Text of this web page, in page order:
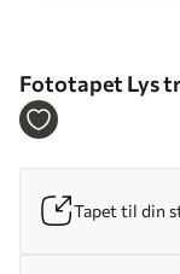
Fototapet Lys
Tapet til din